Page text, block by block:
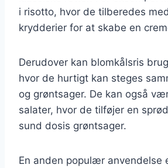
i risotto, hvor de tilberedes
krydderier for at skabe en
Derudover kan blomkålsris
hvor de hurtigt kan steges
og grøntsager. De kan også
salater, hvor de tilføjer en
sund dosis grøntsager.
En anden populær anvendelse